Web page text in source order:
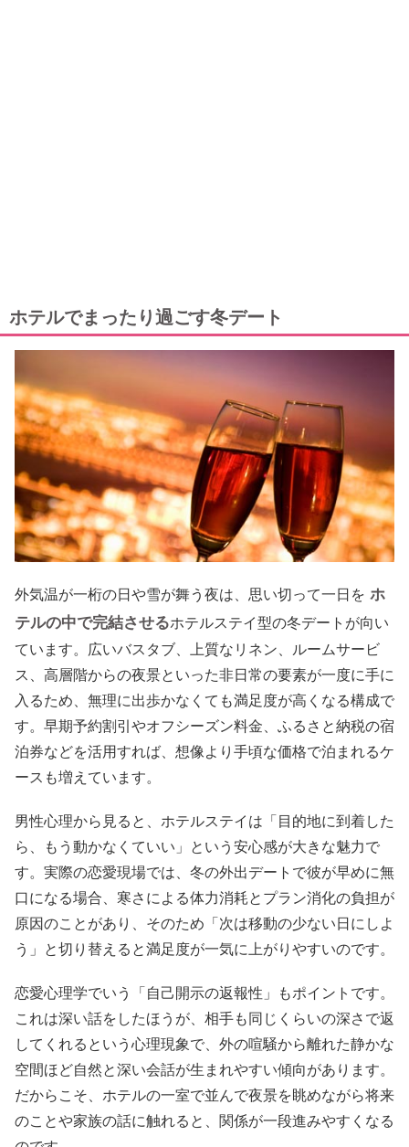
ホテルでまったり過ごす冬デート
外気温が一桁の日や雪が舞う夜は、思い切って一日を ホ
テルの中で完結させるホテルステイ型の冬デートが向い
ています。広いバスタブ、上質なリネン、ルームサービ
ス、高層階からの夜景といった非日常の要素が一度に手に
入るため、無理に出歩かなくても満足度が高くなる構成で
す。早期予約割引やオフシーズン料金、ふるさと納税の宿
泊券などを活用すれば、想像より手頃な価格で泊まれるケ
ースも増えています。
男性心理から見ると、ホテルステイは「目的地に到着した
ら、もう動かなくていい」という安心感が大きな魅力で
す。実際の恋愛現場では、冬の外出デートで彼が早めに無
口になる場合、寒さによる体力消耗とプラン消化の負担が
原因のことがあり、そのため「次は移動の少ない日にしよ
う」と切り替えると満足度が一気に上がりやすいのです。
恋愛心理学でいう「自己開示の返報性」もポイントです。
これは深い話をしたほうが、相手も同じくらいの深さで返
してくれるという心理現象で、外の喧騒から離れた静かな
空間ほど自然と深い会話が生まれやすい傾向があります。
だからこそ、ホテルの一室で並んで夜景を眺めながら将来
のことや家族の話に触れると、関係が一段進みやすくなる